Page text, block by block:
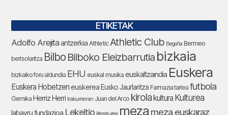
ETIKETAK
Adolfo Arejitaantzerkia Athletic Athletic Club Begoña Bermeo
bertsolaritza Bilbo Bilboko Eleizbarrutia bizkaia
bizkaiko foru aldundia EHU euskal musika euskaltzaindia Euskera
Euskera Hobetzeneuskerea Eusko Jaurlaritza Farmazia tartea futbola
Gernika Herriz Herri Irakurrieran Juan del Arco kirolakultura Kulturea
labayru fundazioa Lekeitio meza meza euskaraz